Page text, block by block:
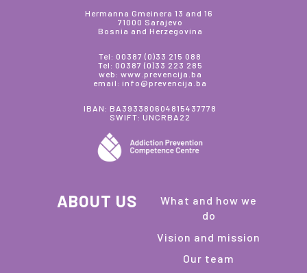
Hermanna Gmeinera 13 and 16
71000 Sarajevo
Bosnia and Herzegovina
Tel: 00387 (0)33 215 088
Tel: 00387 (0)33 223 285
web: www.prevencija.ba
email: info@prevencija.ba
IBAN: BA393380604815437778
SWIFT: UNCRBA22
ABOUT US
What and how we
do
Vision and mission
Our team